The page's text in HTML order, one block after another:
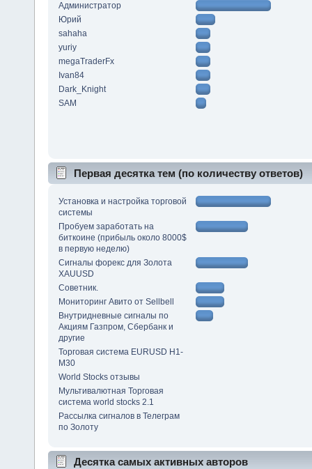
Администратор
Юрий
sahaha
yuriy
megaTraderFx
Ivan84
Dark_Knight
SAM
Первая десятка тем (по количеству ответов)
Установка и настройка торговой
системы
Пробуем заработать на
биткоине (прибыль около 8000$
в первую неделю)
Сигналы форекс для Золота
XAUUSD
Советник.
Мониторинг Авито от Sellbell
Внутридневные сигналы по
Акциям Газпром, Сбербанк и
другие
Торговая система EURUSD Н1-
М30
World Stocks отзывы
Мультивалютная Торговая
система world stocks 2.1
Рассылка сигналов в Телеграм
по Золоту
Десятка самых активных авторов